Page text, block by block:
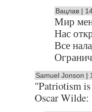
Вацлав |
Мир
Нас
Все
Samuel Jonson |
"Patriotism is
Oscar Wilde: